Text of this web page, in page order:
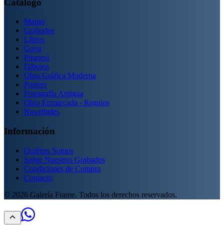
Mapas
Grabados
Libros
Goya
Piranesi
Dibujos
Obra Gráfica Moderna
Posters
Fotografía Antigua
Obra Enmarcada - Regalos
Novedades
Información
Quiénes Somos
Sobre Nuestros Grabados
Condiciones de Compra
Contacto
© 2026 Galería Frame. Todos los derechos reservados.